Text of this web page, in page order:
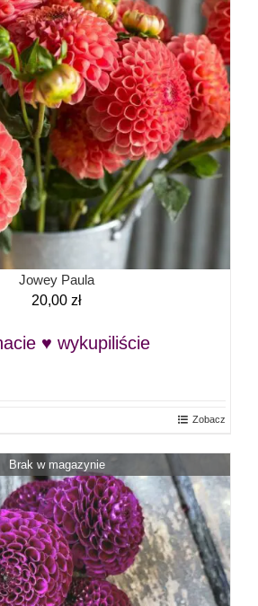
Jowey Paula
20,00 zł
♥ wykupiliście
Zobacz
Brak w magazynie